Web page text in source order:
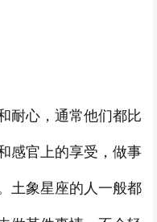
耐心，通常他们都比
感官上的享受，做事
土象星座的人一般都